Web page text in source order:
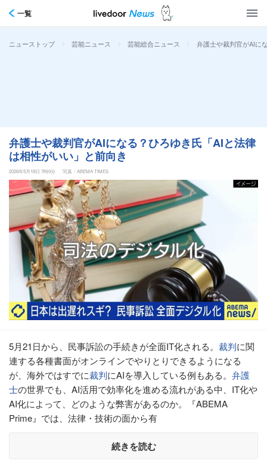
一覧
ニューストップ > 芸能ニュース > 芸能総合ニュース > 弁護士や裁判官がAIに
弁護士や裁判官がAIになる？ひろゆき氏「AIと法律
は相性がいい」と前向き
2026年5月18日 7時0分 写真：ABEMA TIMES
5月21日から、民事訴訟の手続きが全面IT化される。 裁判に関
連する各種書面がオンラインでやりとりできるようになる
が、海外ではすでに裁判にAIを導入している例もある。 弁護
士の世界でも、AI活用で効率化を進める流れがある中、IT化や
AI化によって、どのような弊害があるのか。『ABEMA
Prime』では、法律・技術の面から有
続きを読む